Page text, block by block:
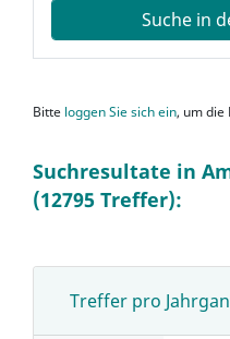
Suche in
Bitte loggen Sie sich ein, um die
Suchresultate in
(12795 Treffer):
Treffer pro